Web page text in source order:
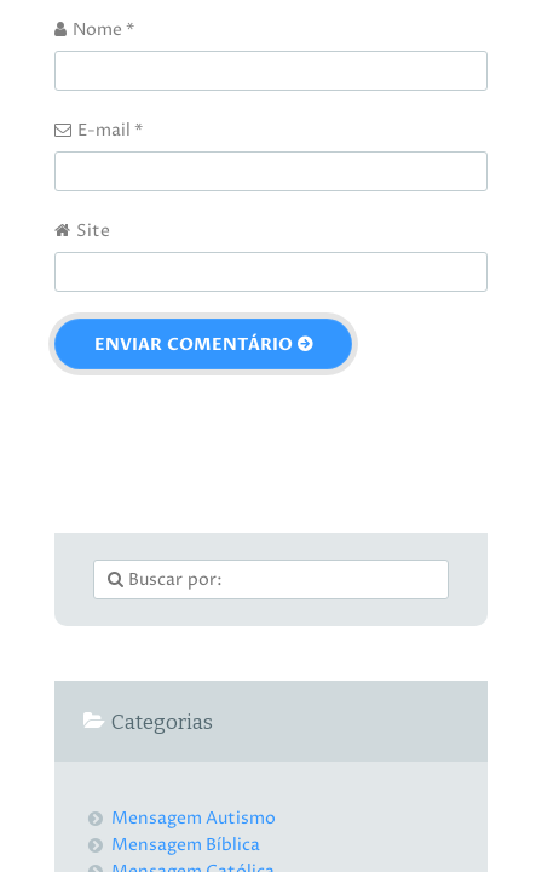
Nome *
E-mail *
Site
Categorias
Mensagem Autismo
Mensagem Bíblica